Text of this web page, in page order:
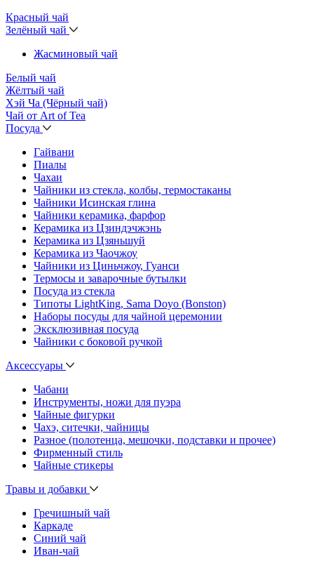
Красный чай
Зелёный чай
Жасминовый чай
Белый чай
Жёлтый чай
Хэй Ча (Чёрный чай)
Чай от Art of Tea
Посуда
Гайвани
Пиалы
Чахаи
Чайники из стекла, колбы, термостаканы
Чайники Исинская глина
Чайники керамика, фарфор
Керамика из Цзиндэчжэнь
Керамика из Цзяньшуй
Керамика из Чаочжоу
Чайники из Циньчжоу, Гуанси
Термосы и заварочные бутылки
Посуда из стекла
Типоты LightKing, Sama Doyo (Bonston)
Наборы посуды для чайной церемонии
Эксклюзивная посуда
Чайники с боковой ручкой
Аксессуары
Чабани
Инструменты, ножи для пуэра
Чайные фигурки
Чахэ, ситечки, чайницы
Разное (полотенца, мешочки, подставки и прочее)
Фирменный стиль
Чайные стикеры
Травы и добавки
Гречишный чай
Каркаде
Синий чай
Иван-чай